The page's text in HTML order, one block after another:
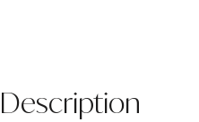
Description